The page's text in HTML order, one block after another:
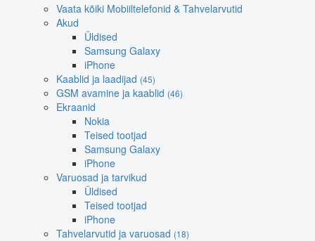
Vaata kõiki Mobiiltelefonid & Tahvelarvutid
Akud
Üldised
Samsung Galaxy
iPhone
Kaablid ja laadijad (45)
GSM avamine ja kaablid (46)
Ekraanid
Nokia
Teised tootjad
Samsung Galaxy
iPhone
Varuosad ja tarvikud
Üldised
Teised tootjad
iPhone
Tahvelarvutid ja varuosad (18)